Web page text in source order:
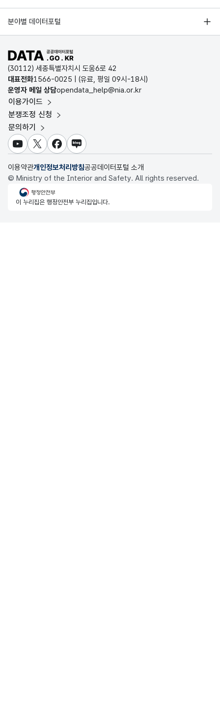
국가정보자원관리원
경기데이터드림
D-데이터허브
인천데이터포털
울산광역시 데이터포털
전남광주통합특별시 빅데이터 플랫폼
대전광역시 데이터포털
세종특별자치시 데이터포털
충청북도 데이터허브
분야별 데이터포털
기상자료개방포털
국토교통부 공간정보오픈플랫폼
환경부 환경데이터포털
문화데이터광장
농림축산식품 공공데이터포털
보건의료빅데이터개방시스템
식품의약품안전처 데이터포털
교육통계서비스
공공데이터포털 바로가기
(30112) 세종특별자치시 도움6로 42
대표전화1566-0025 | (유료, 평일 09시-18시)
운영자 메일 상담opendata_help@nia.or.kr
이용가이드
분쟁조정 신청
문의하기
유튜브X 페이스북
블로그
이용약관개인정보처리방침공공데이터포털 소개
© Ministry of the Interior and Safety. All rights reserved.
행정안전부
이 누리집은 행정안전부 누리집입니다.